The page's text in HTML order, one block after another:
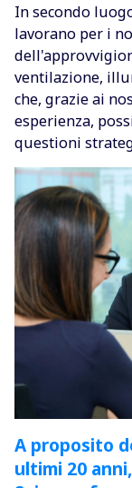
In secondo
lavorano per i
ventilazione,
che, grazie ai
esperienza,
questioni
A proposito
ultimi 20